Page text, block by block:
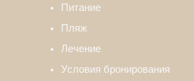
Питание
Пляж
Лечение
Условия бронирования